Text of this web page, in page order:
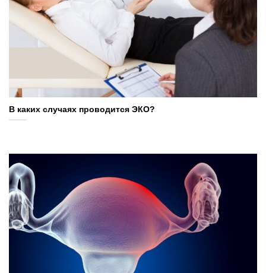
В каких случаях проводится ЭКО?